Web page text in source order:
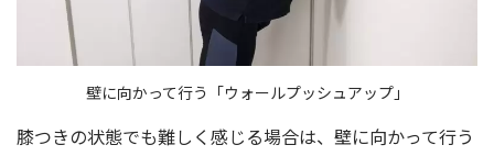
壁に向かって行う「ウォールプッシュアップ」
膝つきの状態でも難しく感じる場合は、壁に向かって行う